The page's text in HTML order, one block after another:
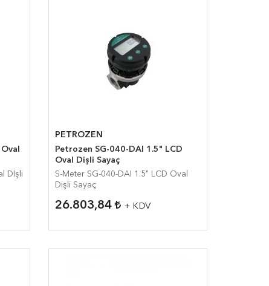
PETROZEN
Petrozen SG-040-DAI 1.5" LCD
Oval Dişli Sayaç
S-Meter SG-040-DAI 1.5" LCD Oval
Dişli Sayaç
26.803,84 + KDV